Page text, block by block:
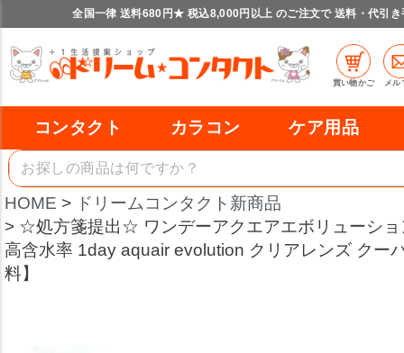
全国一律 送料680円★ 税込8,000円以上 のご注文で 送料・代引き
買い物かご メル
コンタクト カラコン ケア用品
HOME
ドリームコンタクト新商品
☆処方箋提出☆ ワンデーアクエアエボリューシ
高含水率 1day aquair evolution クリアレンズ クー
料】